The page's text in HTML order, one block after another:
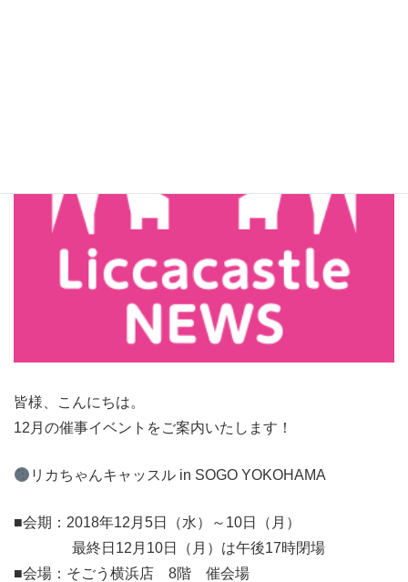
皆様、こんにちは。
12月の催事イベントをご案内いたします！
リカちゃんキャッスル in SOGO YOKOHAMA
■会期：2018年12月5日（水）～10日（月）
最終日12月10日（月）は午後17時閉場
■会場：そごう横浜店 8階 催会場